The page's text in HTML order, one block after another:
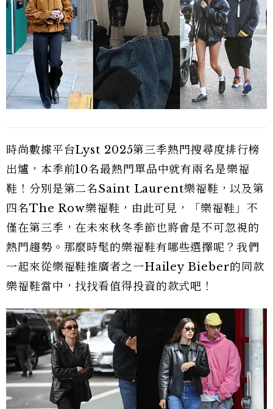
時尚數據平台Lyst 2025第三季熱門搜尋度排行榜
出爐，本季前10名最熱門單品中就有兩名是樂福
鞋！分別是第二名Saint Laurent樂福鞋，以及第
四名The Row樂福鞋，由此可見，「樂福鞋」不
僅在第三季，在未來秋冬季節也將會是不可忽視的
熱門趨勢。那麼時髦的樂福鞋有哪些選擇呢？我們
一起來從樂福鞋推廣者之一Hailey Bieber的同款
樂福鞋當中，找找看值得投資的款式吧！